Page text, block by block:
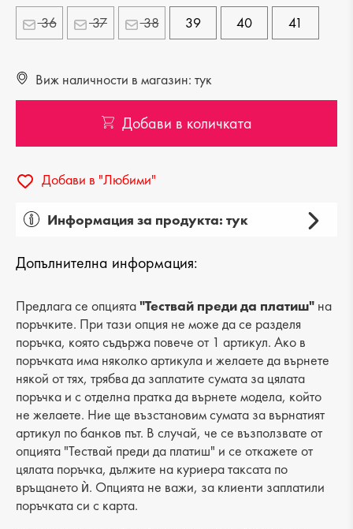
36 37 38 39 40 41
Виж наличности в магазин: тук
Добави в количката
Добави в "Любими"
Информация за продукта: тук
Вид на продукта: ежедневни
Категория: обувки
Лицев материал: естествена кожа
Хастар: текстил
Ходило/Подметка: платформа
Вид стелка: естествена кожа
Височина подметка: 4 cm
Височина на платформата : 4 cm
Допълнителна информация:
Предлага се опцията"Тествай преди да платиш" на
поръчките. При тази опция не може да се разделя
поръчка, която съдържа повече от 1 артикул. Ако в
поръчката има няколко артикула и желаете да върнете
някой от тях, трябва да заплатите сумата за цялата
поръчка и с отделна пратка да върнете модела, който
не желаете. Ние ще възстановим сумата за върнатият
артикул по банков път. В случай, че се възползвате от
опцията "Тествай преди да платиш" и се откажете от
цялата поръчка, дължите на куриера таксата по
връщането ѝ. Опцията не важи, за клиенти заплатили
поръчката си с карта.